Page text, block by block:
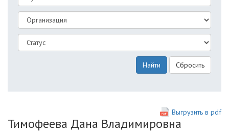
Найти Сбросить
Выгрузить в pdf
Тимофеева Дана Владимировна